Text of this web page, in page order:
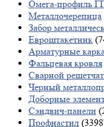
Омега-профиль
Металлочерепица
Забор
Евроштакетник
Арматурные
Фальцевая кровля
Сварной
Черный
Доборные
Сэндвич-панели
Профнастил